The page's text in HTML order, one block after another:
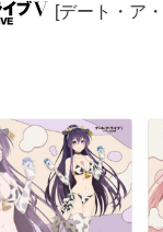
[デート・ア